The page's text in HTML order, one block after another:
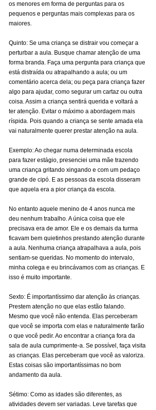
os menores em forma de perguntas para os
pequenos e perguntas mais complexas para os
maiores.
Quinto: Se uma criança se distrair vou começar a
perturbar a aula. Busque chamar atenção de uma
forma branda. Faça uma pergunta para criança que
está distraída ou atrapalhando a aula; ou um
comentário acerca dela; ou peça para criança fazer
algo para ajudar, como segurar um cartaz ou outra
coisa. Assim a criança sentirá querida e voltará a
ter atenção. Evitar o máximo a abordagem mais
ríspida. Pois quando a criança se sente amada ela
vai naturalmente querer prestar atenção na aula.
Exemplo: Ao chegar numa determinada escola
para fazer estágio, presenciei uma mãe trazendo
uma criança gritando xingando e com um pedaço
grande de cipó. E as pessoas da escola disseram
que aquela era a pior criança da escola.
No entanto aquele menino de 4 anos nunca me
deu nenhum trabalho. A única coisa que ele
precisava era de amor. Ele e os demais da turma
ficavam bem quietinhos prestando atenção durante
a aula. Nenhuma criança atrapalhava a aula, pois
sentiam-se queridas. No momento do intervalo,
minha colega e eu brincávamos com as crianças. E
isso é muito importante.
Sexto: É importantíssimo dar atenção às crianças.
Prestem atenção no que elas estão falando.
Mesmo que você não entenda. Elas perceberam
que você se importa com elas e naturalmente farão
o que você pedir. Ao encontrar a criança fora da
sala de aula cumprimente-a. Se possível, faça visita
as crianças. Elas perceberam que você as valoriza.
Estas coisas são importantíssimas no bom
andamento da aula.
Sétimo: Como as idades são diferentes, as
atividades devem ser variadas. Leve tarefas que